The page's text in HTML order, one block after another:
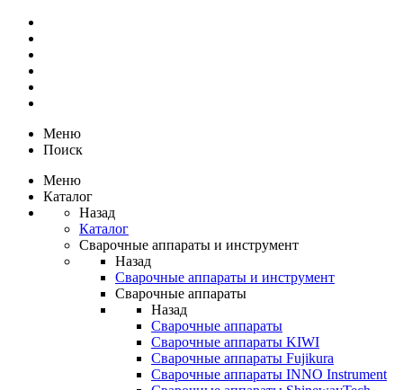
Меню
Поиск
Меню
Каталог
Назад
Каталог
Сварочные аппараты и инструмент
Назад
Сварочные аппараты и инструмент
Сварочные аппараты
Назад
Сварочные аппараты
Сварочные аппараты KIWI
Сварочные аппараты Fujikura
Сварочные аппараты INNO Instrument